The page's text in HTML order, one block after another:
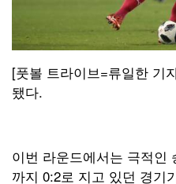
[풋볼 트라이브=류일한 기
됐다.
이번 라운드에서는 극적인
까지 0:2로 지고 있던 경기